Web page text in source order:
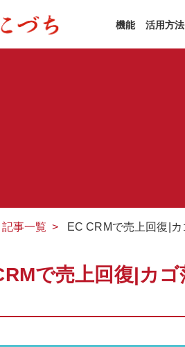
機能 活用方法
記事一覧 > EC CRMで売上回復|
で売上回復|カ